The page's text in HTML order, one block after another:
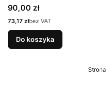
Cena
90,00 zł
Cena
73,17 złbez VAT
Do koszyka
Strona